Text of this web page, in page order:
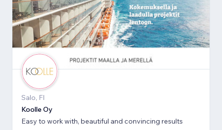
Salo, FI
Koolle Oy
Easy to work with, beautiful and convincing results